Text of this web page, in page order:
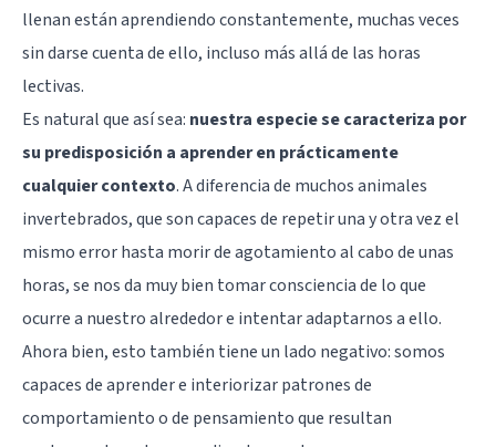
llenan están aprendiendo constantemente, muchas veces
sin darse cuenta de ello, incluso más allá de las horas
lectivas.
Es natural que así sea: nuestra especie se caracteriza por
su predisposición a aprender en prácticamente
cualquier contexto. A diferencia de muchos animales
invertebrados, que son capaces de repetir una y otra vez el
mismo error hasta morir de agotamiento al cabo de unas
horas, se nos da muy bien tomar consciencia de lo que
ocurre a nuestro alrededor e intentar adaptarnos a ello.
Ahora bien, esto también tiene un lado negativo: somos
capaces de aprender e interiorizar patrones de
comportamiento o de pensamiento que resultan